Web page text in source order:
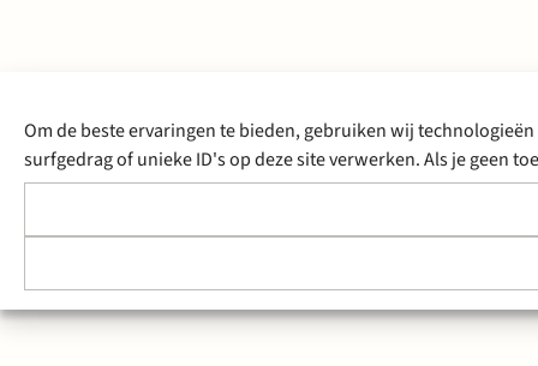
Om de beste ervaringen te bieden, gebruiken wij
surfgedrag of unieke ID's op deze site verwerken. Als je geen